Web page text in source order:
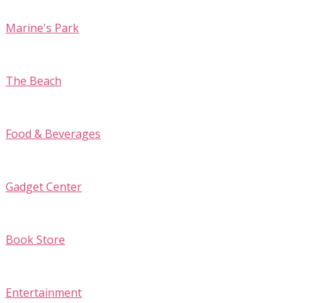
Marine's Park
The Beach
Food & Beverages
Gadget Center
Book Store
Entertainment